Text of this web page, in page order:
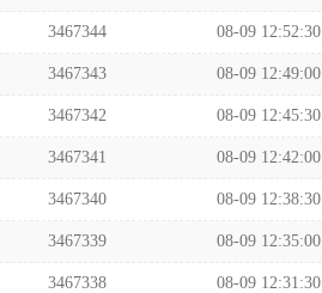
3467344 08-09 12:52:30
3467343 08-09 12:49:00
3467342 08-09 12:45:30
3467341 08-09 12:42:00
3467340 08-09 12:38:30
3467339 08-09 12:35:00
3467338 08-09 12:31:30